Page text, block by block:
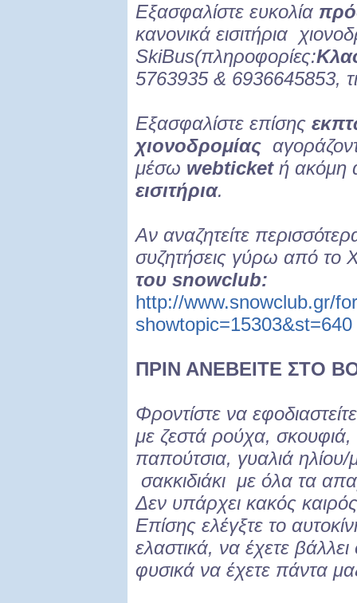
Εξασφαλίστε ευκολία
κανονικά εισιτήρια
SkiBus(πληροφορίες:
5763935 & 6936645853,
Εξασφαλίστε επίσης
χιονοδρομίας
μέσω webticket ή ακόμη
εισιτήρια.
Αν αναζητείτε
συζητήσεις γύρω από το
του snowclub:
http://www.snowclub.gr/
showtopic=15303&st=640
ΠΡΙΝ ΑΝΕΒΕΙΤΕ ΣΤΟ
Φροντίστε να
με ζεστά ρούχα, σκουφιά,
παπούτσια, γυαλιά
σακκιδιάκι με όλα τα
Δεν υπάρχει κακός
Επίσης ελέγξτε το
ελαστικά, να έχετε
φυσικά να έχετε πάντα